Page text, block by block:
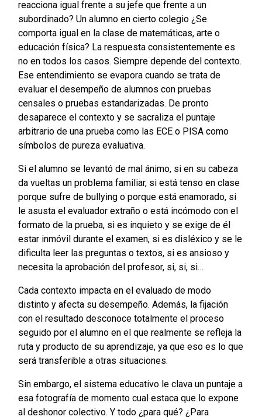
reacciona igual frente a su jefe que frente a un
subordinado? Un alumno en cierto colegio ¿Se
comporta igual en la clase de matemáticas, arte o
educación física? La respuesta consistentemente es
no en todos los casos. Siempre depende del contexto.
Ese entendimiento se evapora cuando se trata de
evaluar el desempeño de alumnos con pruebas
censales o pruebas estandarizadas. De pronto
desaparece el contexto y se sacraliza el puntaje
arbitrario de una prueba como las ECE o PISA como
símbolos de pureza evaluativa.
Si el alumno se levantó de mal ánimo, si en su cabeza
da vueltas un problema familiar, si está tenso en clase
porque sufre de bullying o porque está enamorado, si
le asusta el evaluador extraño o está incómodo con el
formato de la prueba, si es inquieto y se exige de él
estar inmóvil durante el examen, si es disléxico y se le
dificulta leer las preguntas o textos, si es ansioso y
necesita la aprobación del profesor, si, si, si…
Cada contexto impacta en el evaluado de modo
distinto y afecta su desempeño. Además, la fijación
con el resultado desconoce totalmente el proceso
seguido por el alumno en el que realmente se refleja la
ruta y producto de su aprendizaje, ya que eso es lo que
será transferible a otras situaciones.
Sin embargo, el sistema educativo le clava un puntaje a
esa fotografía de momento cual estaca que lo expone
al deshonor colectivo. Y todo ¿para qué? ¿Para